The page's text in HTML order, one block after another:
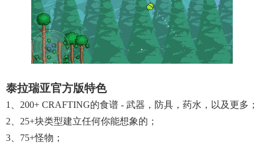
泰拉瑞亚官方版特色
1、200+ CRAFTING的食谱 - 武器，防具，药水，以及更多；
2、25+块类型建立任何你能想象的；
3、75+怪物；